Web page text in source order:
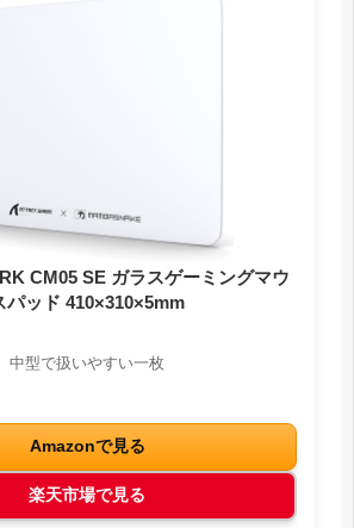
CM05 SE ガラスゲーミングマウ
パッド 410×310×5mm
中型で扱いやすい一枚
Amazonで見る
楽天市場で見る